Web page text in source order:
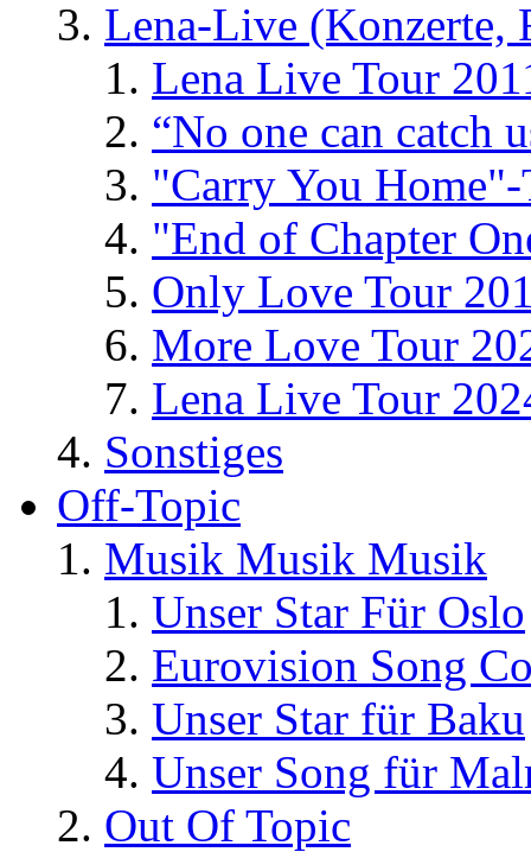
Lena-Live (Konzerte,
Lena Live Tour
“No one can catch
"Carry You
"End of Chapter
Only Love Tour
More Love Tour
Lena Live Tour
Sonstiges
Off-Topic
Musik Musik Musik
Unser Star Für Oslo
Eurovision Song
Unser Star für Baku
Unser Song für
Out Of Topic